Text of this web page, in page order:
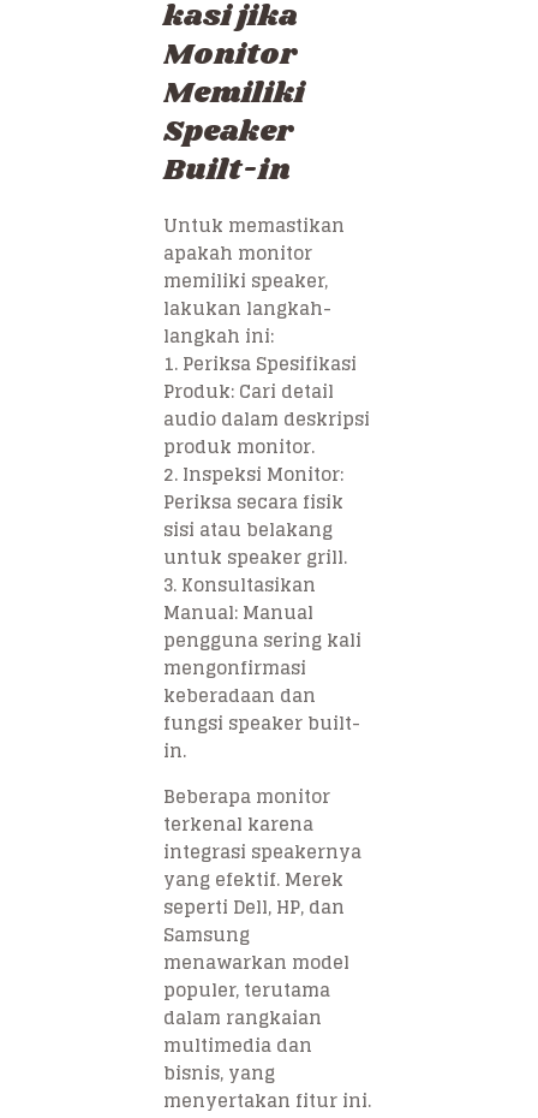
kasi jika
Monitor
Memiliki
Speaker
Built-in
Untuk memastikan
apakah monitor
memiliki speaker,
lakukan langkah-
langkah ini:
1. Periksa Spesifikasi
Produk: Cari detail
audio dalam deskripsi
produk monitor.
2. Inspeksi Monitor:
Periksa secara fisik
sisi atau belakang
untuk speaker grill.
3. Konsultasikan
Manual: Manual
pengguna sering kali
mengonfirmasi
keberadaan dan
fungsi speaker built-
in.
Beberapa monitor
terkenal karena
integrasi speakernya
yang efektif. Merek
seperti Dell, HP, dan
Samsung
menawarkan model
populer, terutama
dalam rangkaian
multimedia dan
bisnis, yang
menyertakan fitur ini.